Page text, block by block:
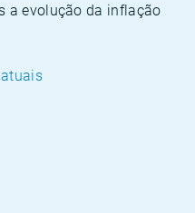
a evolução da inflação